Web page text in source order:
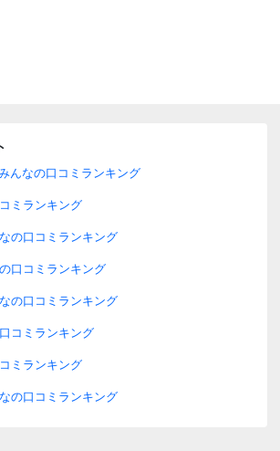
んなの口コミランキング
ミランキング
の口コミランキング
口コミランキング
の口コミランキング
コミランキング
ミランキング
の口コミランキング